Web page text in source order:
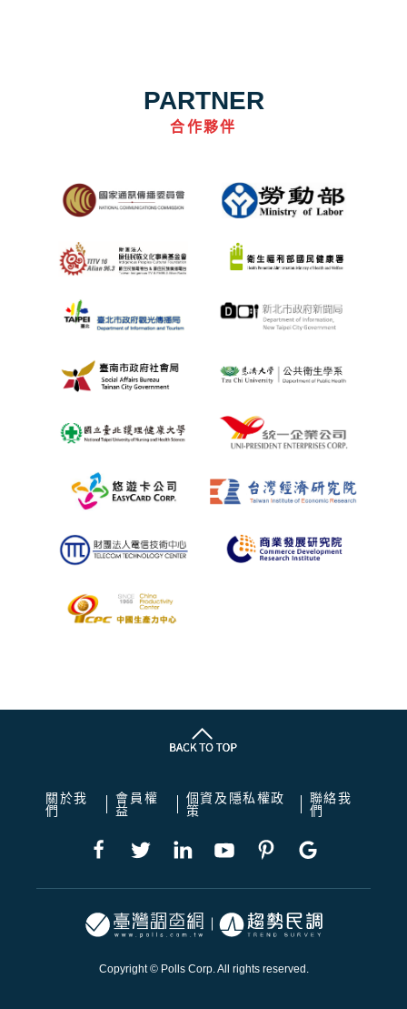
PARTNER
合作夥伴
關於我
們
會員權
益
個資及隱私權政
策
聯絡我
們
Copyright © Polls Corp. All rights reserved.